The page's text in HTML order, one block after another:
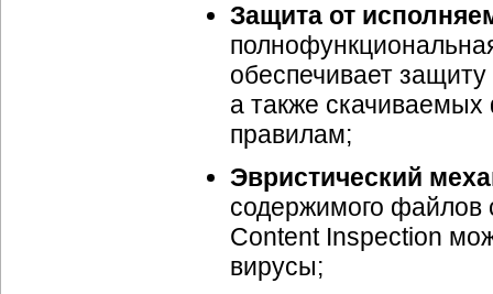
Защита от
обеспечивает
а также
правилам;
Эвристический
содержимого файлов
Content Inspection
вирусы;